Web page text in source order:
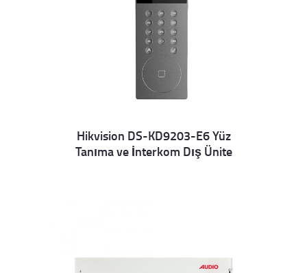
Details
Hikvision DS-KD9203-E6 Yüz
Tanıma ve İnterkom Dış Ünite